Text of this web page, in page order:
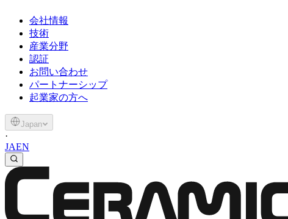
会社情報
技術
産業分野
認証
お問い合わせ
パートナーシップ
起業家の方へ
Japan
·
JAEN